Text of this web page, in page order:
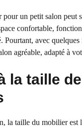
un petit salon peut
confortable,
Pourtant, avec
agréable, adapté à
la taille
la taille du mobilier est